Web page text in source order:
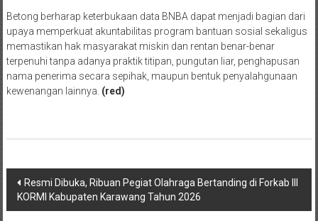
Betong berharap keterbukaan data BNBA dapat menjadi bagian dari
upaya memperkuat akuntabilitas program bantuan sosial sekaligus
memastikan hak masyarakat miskin dan rentan benar-benar
terpenuhi tanpa adanya praktik titipan, pungutan liar, penghapusan
nama penerima secara sepihak, maupun bentuk penyalahgunaan
kewenangan lainnya. (red)
Post
navigation
Resmi Dibuka, Ribuan Pegiat Olahraga Bertanding di Forkab III
KORMI Kabupaten Karawang Tahun 2026